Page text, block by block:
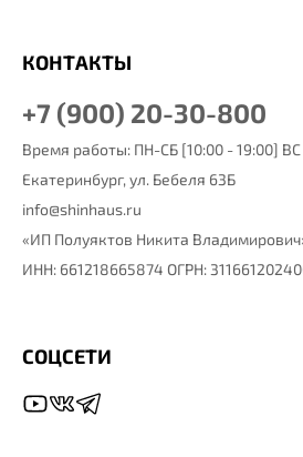
КОНТАКТЫ
+7 (900) 20-30-800
Время работы: ПН-СБ [10:00 - 19:00] ВС
Екатеринбург, ул. Бебеля 63Б
info@shinhaus.ru
«ИП Полуяктов Никита
ИНН: 661218665874 ОГРН:
СОЦСЕТИ